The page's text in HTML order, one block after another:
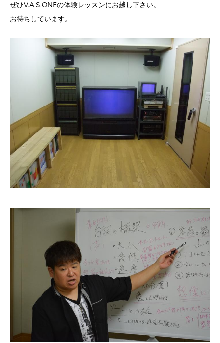
ぜひV.A.S.ONEの体験レッスンにお越し下さい。
お待ちしています。